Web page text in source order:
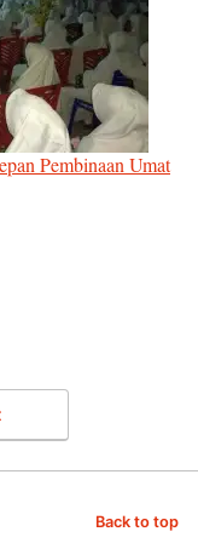
Pembinaan Umat
Back to top